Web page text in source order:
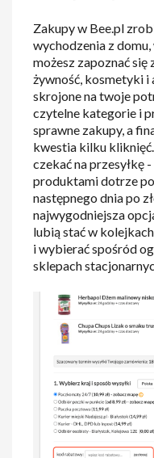
Zakupy w Bee.pl
wychodzenia z
możesz zapoznać się
żywność, kosmetyki i
skrojone na twoje
czytelne kategorie i
sprawne zakupy, a
kwestia kilku
czekać na przesyłkę
produktami dotrze
następnego dnia po
najwygodniejsza
lubią stać w
i wybierać spośród
sklepach